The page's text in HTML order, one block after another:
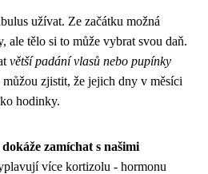
užívat. Ze začátku možná
ale tělo si to může vybrat svou daň.
větší padání vlasů nebo pupínky
zjistit, že jejich dny v měsíci
hodinky.
zamíchat s našimi
více kortizolu - hormonu